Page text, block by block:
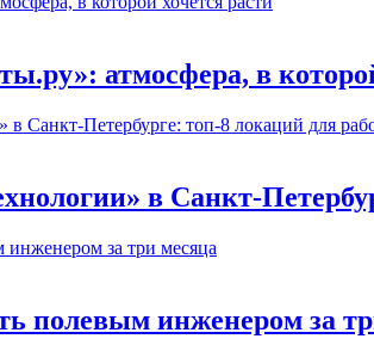
атмосфера, в
в Санкт-
полевым инженером за